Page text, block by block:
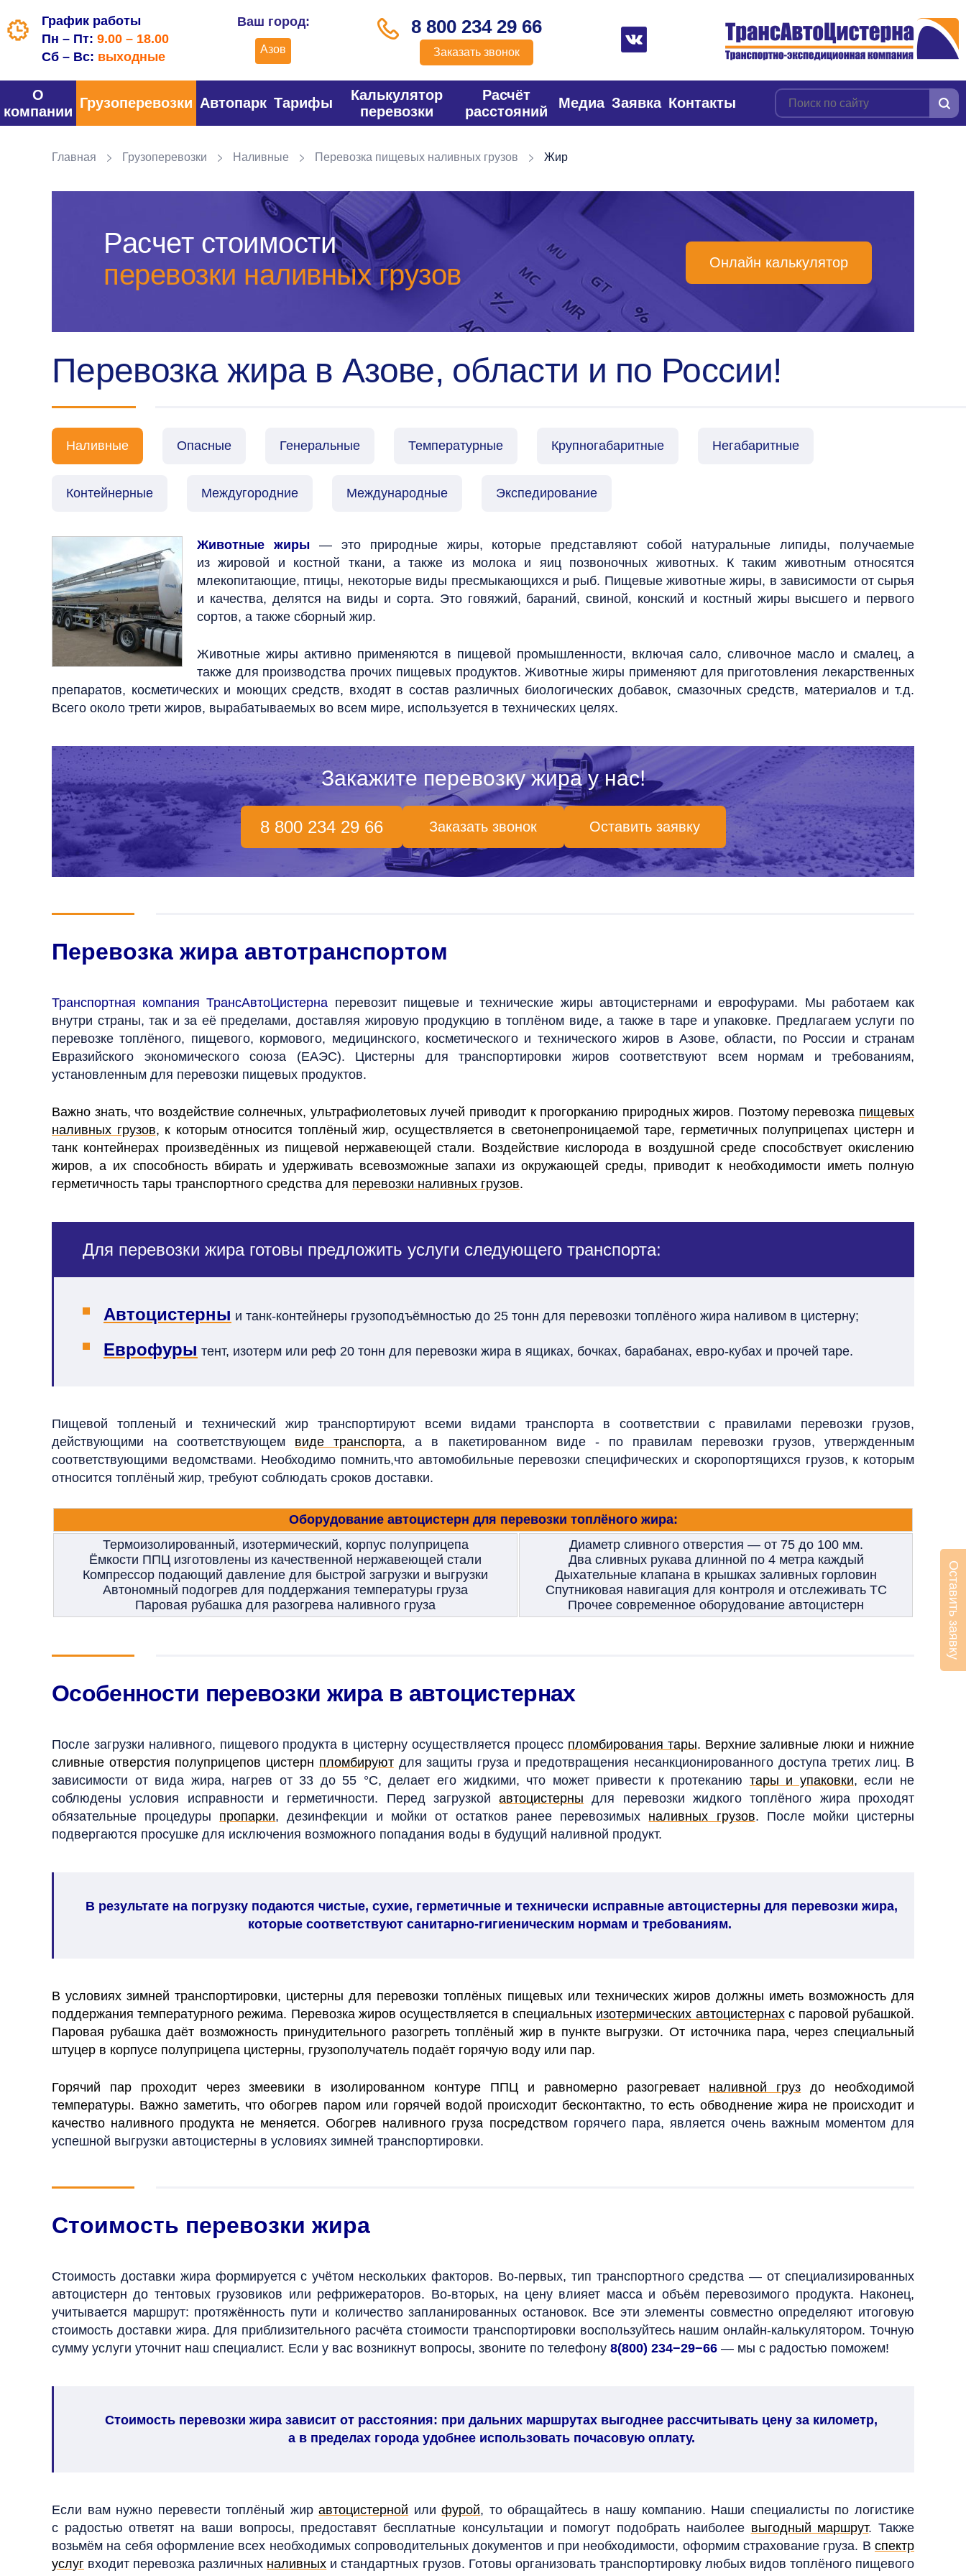
График работы
Пн – Пт: 9.00 – 18.00
Сб – Вс: выходные
Ваш город:
Азов
8 800 234 29 66
Заказать звонок
О
компании
Грузоперевозки Автопарк Тарифы
Калькулятор
перевозки
Расчёт
расстояний
Медиа Заявка Контакты
Главная Грузоперевозки Наливные Перевозка пищевых наливных грузов Жир
Расчет стоимости
перевозки наливных грузов
Онлайн калькулятор
Перевозка жира в Азове, области и по России!
Наливные Опасные Генеральные Температурные Крупногабаритные Негабаритные
Контейнерные Междугородние Международные Экспедирование
Животные жиры —это природные жиры, которые представляют собой натуральные липиды, получаемые
из жировой и костной ткани, а также из молока и яиц позвоночных животных. К таким животным относятся
млекопитающие, птицы, некоторые виды пресмыкающихся и рыб. Пищевые животные жиры, в зависимости от сырья
и качества, делятся на виды и сорта. Это говяжий, бараний, свиной, конский и костный жиры высшего и первого
сортов, а также сборный жир.
Животные жиры активно применяются в пищевой промышленности, включая сало, сливочное масло и смалец, а
также для производства прочих пищевых продуктов. Животные жиры применяют для приготовления лекарственных
препаратов, косметических и моющих средств, входят в состав различных биологических добавок, смазочных средств, материалов и т.д.
Всего около трети жиров, вырабатываемых во всем мире, используется в технических целях.
Закажите перевозку жира у нас!
8 800 234 29 66 Заказать звонок Оставить заявку
Перевозка жира автотранспортом
Транспортная компания ТрансАвтоЦистерна перевозит пищевые и технические жиры автоцистернами и еврофурами. Мы работаем как
внутри страны, так и за её пределами, доставляя жировую продукцию в топлёном виде, а также в таре и упаковке. Предлагаем услуги по
перевозке топлёного, пищевого, кормового, медицинского, косметического и технического жиров в Азове, области, по России и странам
Евразийского экономического союза (ЕАЭС). Цистерны для транспортировки жиров соответствуют всем нормам и требованиям,
установленным для перевозки пищевых продуктов.
Важно знать, что воздействие солнечных, ультрафиолетовых лучей приводит к прогорканию природных жиров. Поэтому перевозка пищевых
наливных грузов, к которым относится топлёный жир, осуществляется в светонепроницаемой таре, герметичных полуприцепах цистерн и
танк контейнерах произведённых из пищевой нержавеющей стали. Воздействие кислорода в воздушной среде способствует окислению
жиров, а их способность вбирать и удерживать всевозможные запахи из окружающей среды, приводит к необходимости иметь полную
герметичность тары транспортного средства для перевозки наливных грузов.
Для перевозки жира готовы предложить услуги следующего транспорта:
Автоцистерны и танк-контейнеры грузоподъёмностью до 25 тонн для перевозки топлёного жира наливом в цистерну;
Еврофуры тент, изотерм или реф 20 тонн для перевозки жира в ящиках, бочках, барабанах, евро-кубах и прочей таре.
Пищевой топленый и технический жир транспортируют всеми видами транспорта в соответствии с правилами перевозки грузов,
действующими на соответствующем
виде транспорта, а в пакетированном виде - по правилам перевозки грузов, утвержденным
соответствующими ведомствами. Необходимо помнить,что автомобильные перевозки специфических и скоропортящихся грузов, к которым
относится топлёный жир, требуют соблюдать сроков доставки.
Оборудование автоцистерн для перевозки топлёного жира:
Термоизолированный, изотермический, корпус полуприцепа
Ёмкости ППЦ изготовлены из качественной нержавеющей стали
Компрессор подающий давление для быстрой загрузки и выгрузки
Автономный подогрев для поддержания температуры груза
Паровая рубашка для разогрева наливного груза
Диаметр сливного отверстия — от 75 до 100 мм.
Два сливных рукава длинной по 4 метра каждый
Дыхательные клапана в крышках заливных горловин
Спутниковая навигация для контроля и отслеживать ТС
Прочее современное оборудование автоцистерн
Особенности перевозки жира в автоцистернах
После загрузки наливного, пищевого продукта в цистерну осуществляется процесс пломбирования тары. Верхние заливные люки и нижние
сливные отверстия полуприцепов цистерн пломбируютдля защиты груза и предотвращения несанкционированного доступа третих лиц. В
зависимости от вида жира, нагрев от 33 до 55 °C, делает его жидкими, что может привести к протеканию тары и упаковки, если не
соблюдены условия исправности и герметичности. Перед загрузкойавтоцистерны для перевозки жидкого топлёного жира проходят
обязательные процедуры пропарки, дезинфекции и мойки от остатков ранее перевозимых наливных грузов. После мойки цистерны
подвергаются просушке для исключения возможного попадания воды в будущий наливной продукт.
В результате на погрузку подаются чистые, сухие, герметичные и технически исправные автоцистерны для перевозки жира,
которые соответствуют санитарно-гигиеническим нормам и требованиям.
В условиях зимней транспортировки, цистерны для перевозки топлёных пищевых или технических жиров должны иметь возможность для
поддержания температурного режима. Перевозка жиров осуществляется в специальных изотермических автоцистернахс паровой рубашкой.
Паровая рубашка даёт возможность принудительного разогреть топлёный жир в пункте выгрузки. От источника пара, через специальный
штуцер в корпусе полуприцепа цистерны, грузополучатель подаёт горячую воду или пар.
Горячий пар проходит через змеевики в изолированном контуре ППЦ и равномерно разогревает наливной груз до необходимой
температуры. Важно заметить, что обогрев паром или горячей водой происходит бесконтактно, то есть обводнение жира не происходит и
качество наливного продукта не меняется. Обогрев наливного груза посредством горячего пара, является очень важным моментом для
успешной выгрузки автоцистерны в условиях зимней транспортировки.
Стоимость перевозки жира
Стоимость доставки жира формируется с учётом нескольких факторов. Во-первых, тип транспортного средства — от специализированных
автоцистерн до тентовых грузовиков или рефрижераторов. Во-вторых, на цену влияет масса и объём перевозимого продукта. Наконец,
учитывается маршрут: протяжённость пути и количество запланированных остановок. Все эти элементы совместно определяют итоговую
стоимость доставки жира.Для приблизительного расчёта стоимости транспортировки воспользуйтесь нашим онлайн-калькулятором. Точную
сумму услуги уточнит наш специалист. Если у вас возникнут вопросы, звоните по телефону 8(800) 234−29−66 — мы с радостью поможем!
Стоимость перевозки жира зависит от расстояния: при дальних маршрутах выгоднее рассчитывать цену за километр,
а в пределах города удобнее использовать почасовую оплату.
Если вам нужно перевести топлёный жиравтоцистерной илифурой, то обращайтесь в нашу компанию. Наши специалисты по логистике
с радостью ответят на ваши вопросы, предоставят бесплатные консультации и помогут подобрать наиболее выгодный маршрут. Также
возьмём на себя оформление всех необходимых сопроводительных документов и при необходимости, оформим страхование груза. В спектр
услуг входит перевозка различных наливных и стандартных грузов. Готовы организовать транспортировку любых видов топлёного пищевого
Оставить заявку